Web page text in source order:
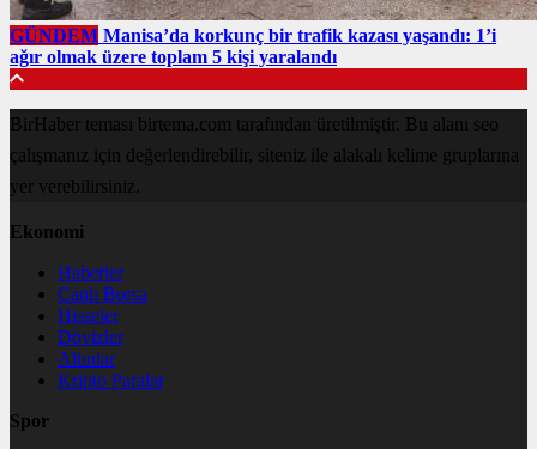
GÜNDEM Manisa’da korkunç bir trafik kazası yaşandı: 1’i
ağır olmak üzere toplam 5 kişi yaralandı
BirHaber teması birtema.com tarafından üretilmiştir. Bu alanı seo
çalışmanız için değerlendirebilir, siteniz ile alakalı kelime gruplarına
yer verebilirsiniz.
Ekonomi
Haberler
Canlı Borsa
Hisseler
Dövizler
Altınlar
Kripto Paralar
Spor